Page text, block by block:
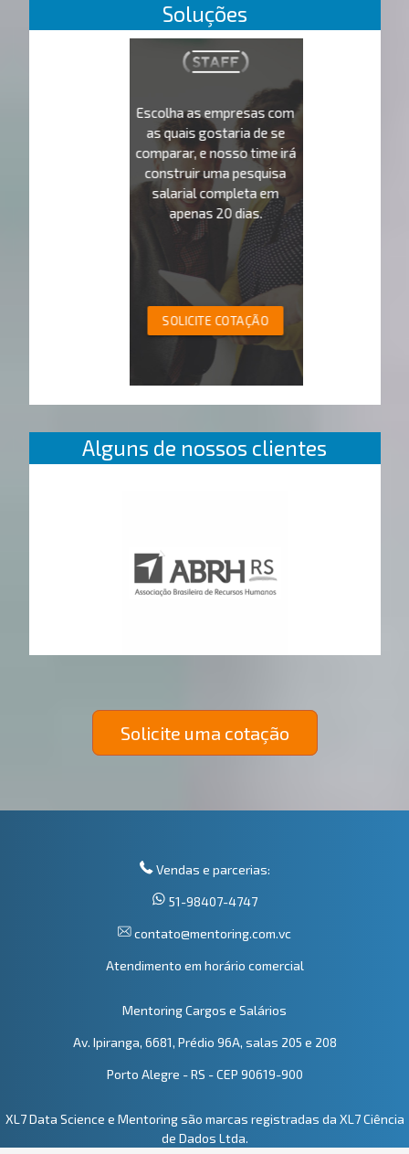
Soluções
Escolha as empresas com
as quais gostaria de se
comparar, e nosso time irá
construir uma pesquisa
salarial completa em
apenas 20 dias.
SOLICITE COTAÇÃO
Alguns de nossos clientes
Solicite uma cotação
Vendas e parcerias:
51-98407-4747
contato@mentoring.com.vc
Atendimento em horário comercial
Mentoring Cargos e Salários
Av. Ipiranga, 6681, Prédio 96A, salas 205 e 208
Porto Alegre - RS - CEP 90619-900
XL7 Data Science e Mentoring são marcas registradas da XL7 Ciência
de Dados Ltda.